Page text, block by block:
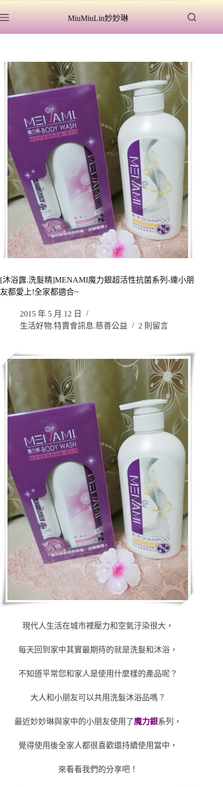
至
MiuMiuLin妙妙琳
[沐浴露.洗髮精]MENAMI魔力銀超活性抗菌系列-連小朋
友都愛上!全家都適合~
2015 年 5 月 12 日
生活好物.特賣會訊息.慈善公益
2 則留言
現代人生活在城市裡壓力和空氣汙染很大，
每天回到家中其實最期待的就是洗髮和沐浴，
不知道平常您和家人是使用什麼樣的產品呢？
大人和小朋友可以共用洗髮沐浴品嗎？
最近妙妙琳與家中的小朋友使用了魔力銀系列，
覺得使用後全家人都很喜歡還持續使用當中，
來看看我們的分享吧！